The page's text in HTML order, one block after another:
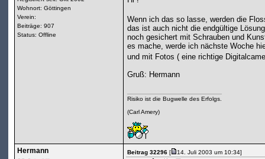
Wohnort: Göttingen
Verein:
Beiträge: 907
Status: Offline
Wenn ich das so lasse, werden die
das ist auch nicht die endgültige
noch gesichert mit Schrauben und
es mache, werde ich nächste Woche
und mit Fotos ( eine richtige
Gruß: Hermann
Risiko ist die Bugwelle des Erfolgs.
(Carl Amery)
Hermann Beitrag 32296[ 14. Juli 2003 um 10:34]